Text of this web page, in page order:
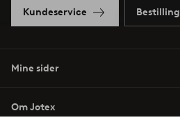
Kundeservice Bestilling
Mine sider
Om Jotex